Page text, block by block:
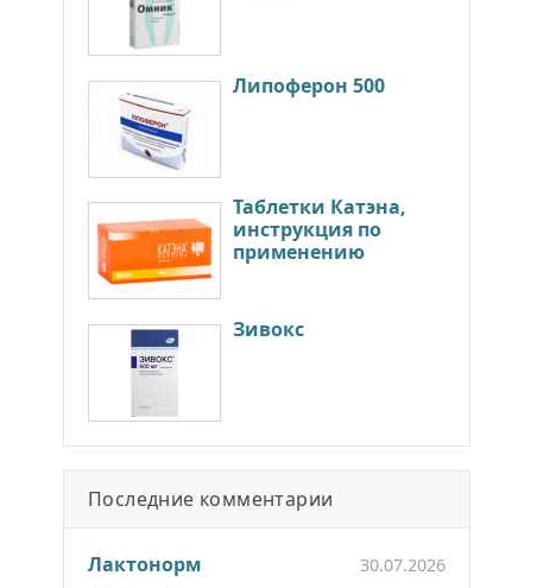
Липоферон 500
Таблетки Катэна,
инструкция по
применению
Зивокс
Последние комментарии
Лактонорм
30.07.2026